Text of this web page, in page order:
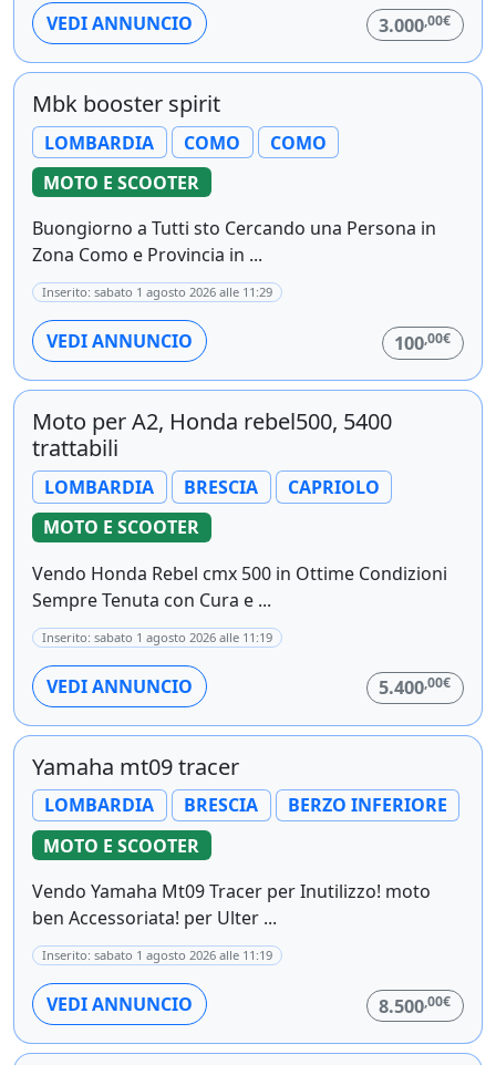
VEDI ANNUNCIO 3.000,00€
Mbk booster spirit
LOMBARDIA COMO
COMO
MOTO E SCOOTER
Buongiorno a Tutti sto Cercando una Persona in
Zona Como e Provincia in ...
Inserito: sabato 1 agosto 2026 alle 11:29
VEDI ANNUNCIO 100,00€
Moto per A2, Honda rebel500, 5400
trattabili
LOMBARDIA BRESCIA
CAPRIOLO
MOTO E SCOOTER
Vendo Honda Rebel cmx 500 in Ottime Condizioni
Sempre Tenuta con Cura e ...
Inserito: sabato 1 agosto 2026 alle 11:19
VEDI ANNUNCIO 5.400,00€
Yamaha mt09 tracer
LOMBARDIA BRESCIA
BERZO INFERIORE
MOTO E SCOOTER
Vendo Yamaha Mt09 Tracer per Inutilizzo! moto
ben Accessoriata! per Ulter ...
Inserito: sabato 1 agosto 2026 alle 11:19
VEDI ANNUNCIO 8.500,00€